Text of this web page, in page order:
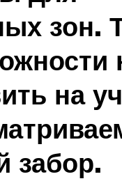
зон.
на
забор.